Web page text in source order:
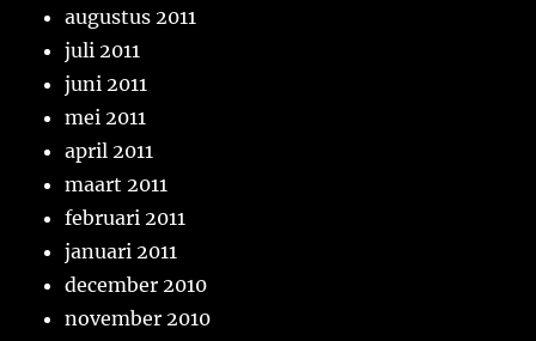
augustus 2011
juli 2011
juni 2011
mei 2011
april 2011
maart 2011
februari 2011
januari 2011
december 2010
november 2010